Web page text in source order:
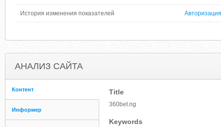
История изменения показателей Авторизация
АНАЛИЗ САЙТА
Контент
Информер
Title
360bet.ng
Keywords